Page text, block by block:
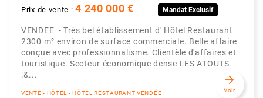
Prix de vente :4 240 000 € Mandat Exclusif
VENDEE - Très bel établissement d' Hôtel Restaurant
2300 m² environ de surface commerciale. Belle affaire
conçue avec professionnalisme. Clientèle d'affaires et
touristique. Secteur économique dense LES ATOUTS
:&...
VENTE - HÔTEL - HÔTEL RESTAURANT VENDÉE
arrow_forward
Voir